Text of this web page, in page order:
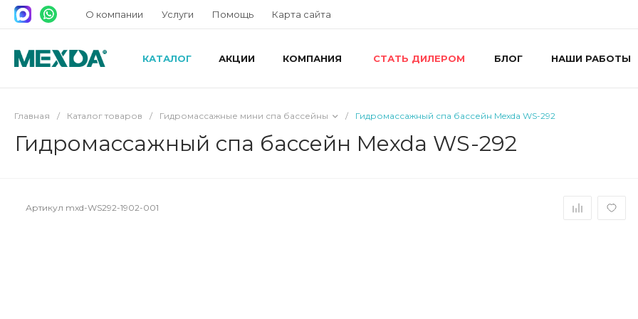
О компании Услуги Помощь Карта сайта
КАТАЛОГ АКЦИИ КОМПАНИЯ СТАТЬ ДИЛЕРОМ БЛОГ НАШИ РАБОТЫ
Главная / Каталог товаров / Гидромассажные мини спа бассейны / Гидромассажный спа бассейн Mexda WS-292
Гидромассажный спа бассейн Mexda WS-292
Артикул mxd-WS292-1902-001